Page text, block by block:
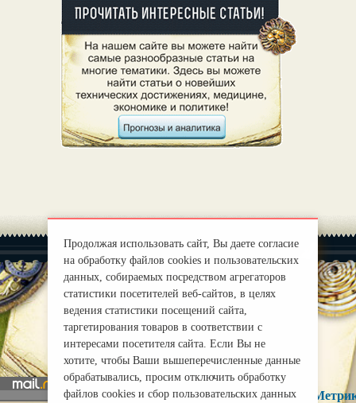
О нас |
mirprognoz@mail.ru
Продолжая использовать сайт, Вы даете согласие
на обработку файлов cookies и пользовательских
данных, собираемых посредством агрегаторов
статистики посетителей веб-сайтов, в целях
ведения статистики посещений сайта,
таргетирования товаров в соответствии с
интересами посетителя сайта. Если Вы не
хотите, чтобы Ваши вышеперечисленные данные
обрабатывались, просим отключить обработку
файлов cookies и сбор пользовательских данных